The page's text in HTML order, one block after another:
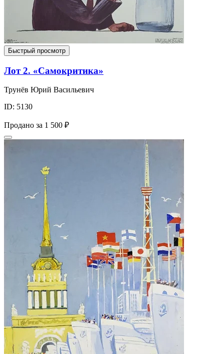
Быстрый просмотр
Лот 2. «Самокритика»
Трунёв Юрий Васильевич
ID: 5130
Продано за 1 500 ₽